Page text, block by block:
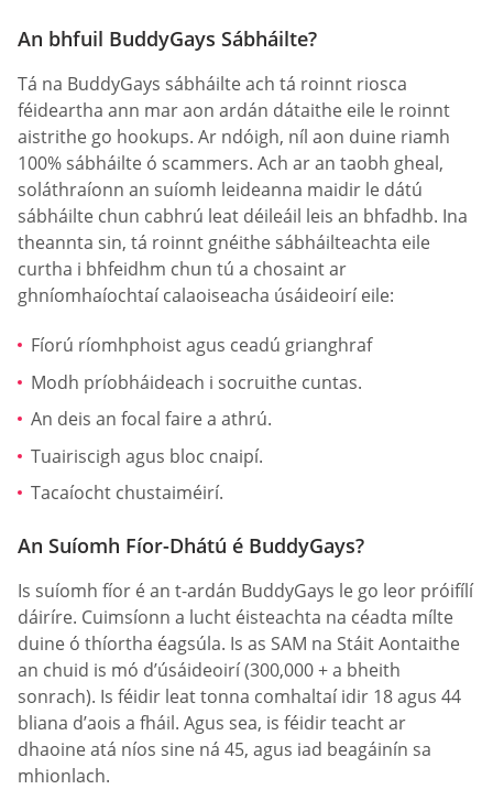
An bhfuil BuddyGays Sábháilte?
Tá na BuddyGays sábháilte ach tá roinnt riosca
féideartha ann mar aon ardán dátaithe eile le roinnt
aistrithe go hookups. Ar ndóigh, níl aon duine riamh
100% sábháilte ó scammers. Ach ar an taobh gheal,
soláthraíonn an suíomh leideanna maidir le dátú
sábháilte chun cabhrú leat déileáil leis an bhfadhb. Ina
theannta sin, tá roinnt gnéithe sábháilteachta eile
curtha i bhfeidhm chun tú a chosaint ar
ghníomhaíochtaí calaoiseacha úsáideoirí eile:
Fíorú ríomhphoist agus ceadú grianghraf
Modh príobháideach i socruithe cuntas.
An deis an focal faire a athrú.
Tuairiscigh agus bloc cnaipí.
Tacaíocht chustaiméirí.
An Suíomh Fíor-Dhátú é BuddyGays?
Is suíomh fíor é an t-ardán BuddyGays le go leor próifílí
dáiríre. Cuimsíonn a lucht éisteachta na céadta mílte
duine ó thíortha éagsúla. Is as SAM na Stáit Aontaithe
an chuid is mó d’úsáideoirí (300,000 + a bheith
sonrach). Is féidir leat tonna comhaltaí idir 18 agus 44
bliana d’aois a fháil. Agus sea, is féidir teacht ar
dhaoine atá níos sine ná 45, agus iad beagáinín sa
mhionlach.